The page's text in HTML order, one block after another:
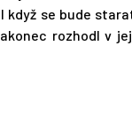
když se bude
rozhodl v